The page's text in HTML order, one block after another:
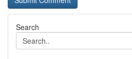
Search